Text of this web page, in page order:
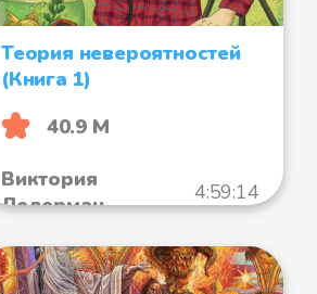
Теория невероятностей
(Книга 1)
40.9 М
Виктория
Ледерман
4:59:14